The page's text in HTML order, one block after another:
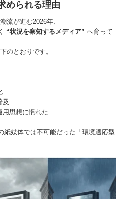
められる理由
流が進む2026年、
“状況を察知するメディア” へ育って
のとおりです。
及
用思想に慣れた
紙媒体では不可能だった「環境適応型